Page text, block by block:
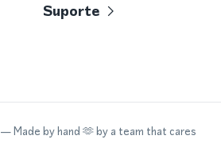
Suporte
— Made by hand 🫶 by a team that cares